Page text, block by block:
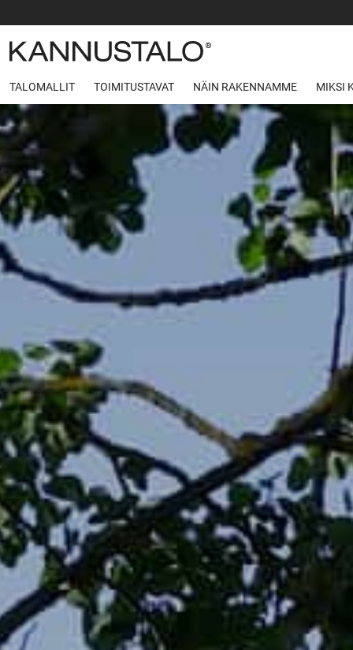
TALOMALLIT TOIMITUSTAVAT NÄIN RAKENNAMME MIKSI